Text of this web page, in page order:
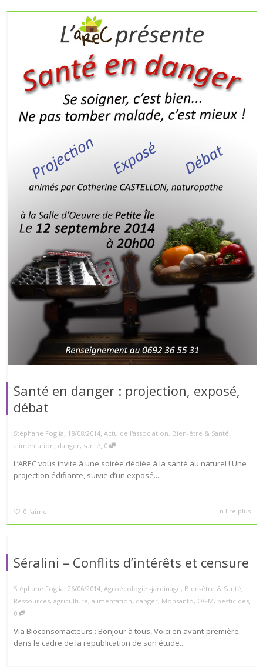
Santé en danger : projection, exposé,
débat
Stéphane Foglia, 18/08/2014, Actu de l'association, Bien-être & Santé,
alimentation, danger, santé, 0
L’AREC vous invite à une soirée dédiée à la santé au naturel ! Une
projection édifiante, suivie d’un exposé...
0 J’aime En lire plus
Séralini – Conflits d’intérêts et censure
Stéphane Foglia, 26/06/2014, Agroécologie -jardinage, Bien-être & Santé,
Ressources, agriculture, alimentation, danger, Monsanto, OGM, pesticides,
0
Via Bioconsomacteurs : Bonjour à tous, Voici en avant-première –
dans le cadre de la republication de son étude...